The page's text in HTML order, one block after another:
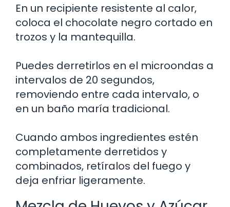
En un recipiente resistente al calor,
coloca el chocolate negro cortado en
trozos y la mantequilla.
Puedes derretirlos en el microondas a
intervalos de 20 segundos,
removiendo entre cada intervalo, o
en un baño maría tradicional.
Cuando ambos ingredientes estén
completamente derretidos y
combinados, retíralos del fuego y
deja enfriar ligeramente.